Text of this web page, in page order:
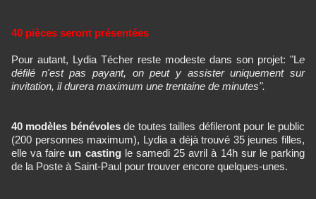
40 pièces seront présentées
Pour autant, Lydia Técher reste modeste dans son projet: "Le
défilé n'est pas payant, on peut y assister uniquement sur
invitation, il durera maximum une trentaine de minutes".
40 modèles bénévolesde toutes tailles défileront pour le public
(200 personnes maximum), Lydia a déjà trouvé 35 jeunes filles,
elle va faire un casting le samedi 25 avril à 14h sur le parking
de la Poste à Saint-Paul pour trouver encore quelques-unes.